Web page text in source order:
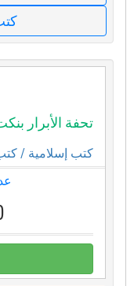
تحفة الأبرار
كتب إسلامية / كتب